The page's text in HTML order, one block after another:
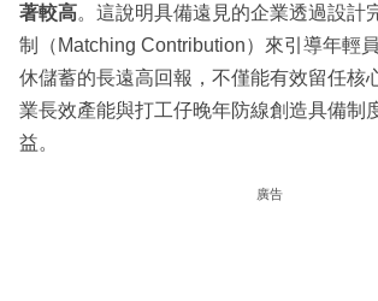
著較高。這說明具備遠見的企業透過設計
制（Matching Contribution）來引導年輕
休儲蓄的長遠高回報，不僅能有效留任核
業長效產能與打工仔晚年防線創造具備制
益。
廣告